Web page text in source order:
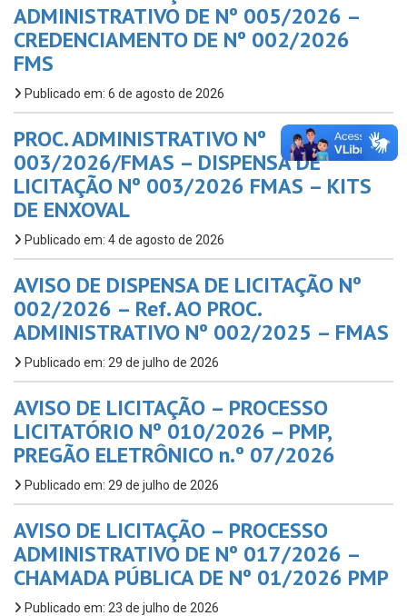
ADMINISTRATIVO DE Nº 005/2026 –
CREDENCIAMENTO DE Nº 002/2026
FMS
Publicado em: 6 de agosto de 2026
PROC. ADMINISTRATIVO Nº
003/2026/FMAS – DISPENSA DE
LICITAÇÃO Nº 003/2026 FMAS – KITS
DE ENXOVAL
Publicado em: 4 de agosto de 2026
AVISO DE DISPENSA DE LICITAÇÃO Nº
002/2026 – Ref. AO PROC.
ADMINISTRATIVO Nº 002/2025 – FMAS
Publicado em: 29 de julho de 2026
AVISO DE LICITAÇÃO – PROCESSO
LICITATÓRIO Nº 010/2026 – PMP,
PREGÃO ELETRÔNICO n.º 07/2026
Publicado em: 29 de julho de 2026
AVISO DE LICITAÇÃO – PROCESSO
ADMINISTRATIVO DE Nº 017/2026 –
CHAMADA PÚBLICA DE Nº 01/2026 PMP
Publicado em: 23 de julho de 2026